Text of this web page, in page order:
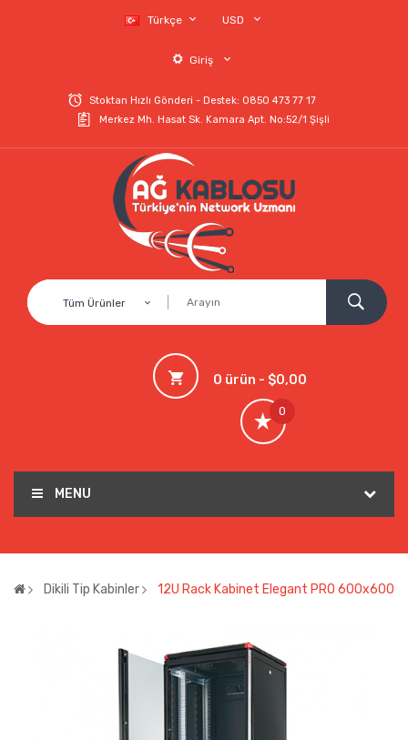
Türkçe USD
Giriş
Stoktan Hızlı Gönderi - Destek: 0850 473 77 17
Merkez Mh. Hasat Sk. Kamara Apt. No:52/1 Şişli
Tüm Ürünler
0 ürün - $0,00
0
MENU
Dikili Tip Kabinler 12U Rack Kabinet Elegant PRO 600x600